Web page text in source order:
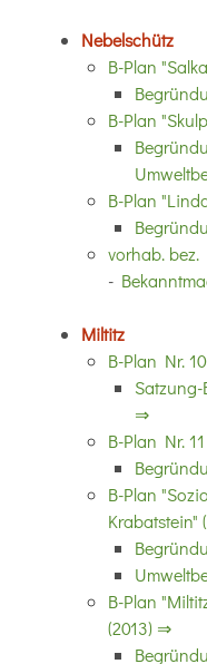
Nebelschütz
B-Plan
B-Plan
B-Plan
vorhab. bez.
-
Miltitz
B-Plan Nr.
⇒
B-Plan Nr.
B-Plan
Krabatstein"
B-Plan
(2013) ⇒